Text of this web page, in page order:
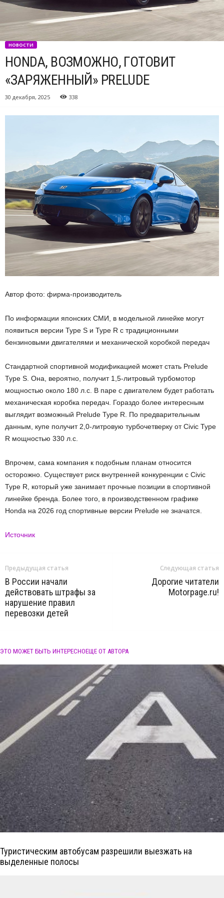
НОВОСТИ
HONDA, ВОЗМОЖНО, ГОТОВИТ
«ЗАРЯЖЕННЫЙ» PRELUDE
30 декабря, 2025 338
Автор фото: фирма-производитель
По информации японских СМИ, в модельной линейке могут
появиться версии Type S и Type R с традиционными
бензиновыми двигателями и механической коробкой передач
Стандартной спортивной модификацией может стать Prelude
Type S. Она, вероятно, получит 1,5-литровый турбомотор
мощностью около 180 л.с. В паре с двигателем будет работать
механическая коробка передач. Гораздо более интересным
выглядит возможный Prelude Type R. По предварительным
данным, купе получит 2,0-литровую турбочетверку от Civic Type
R мощностью 330 л.с.
Впрочем, сама компания к подобным планам относится
осторожно. Существует риск внутренней конкуренции с Civic
Type R, который уже занимает прочные позиции в спортивной
линейке бренда. Более того, в производственном графике
Honda на 2026 год спортивные версии Prelude не значатся.
Источник
Предыдущая статья
В России начали
действовать штрафы за
нарушение правил
перевозки детей
Следующая статья
Дорогие читатели
Motorpage.ru!
ЭТО МОЖЕТ БЫТЬ ИНТЕРЕСНОЕЩЕ ОТ АВТОРА
Туристическим автобусам разрешили выезжать на
выделенные полосы